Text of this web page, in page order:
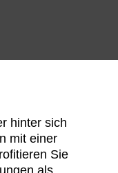
hinter sich
mit einer
Sie
als